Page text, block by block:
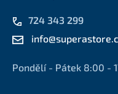
724 343 299
Pondělí - Pátek 8:00 -